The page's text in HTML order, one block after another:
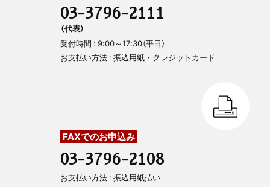
03-3796-2111
（代表）
受付時間 : 9:00～17:30（平日）
お支払い方法 : 振込用紙・クレジットカード
FAXでのお申込み
03-3796-2108
お支払い方法 : 振込用紙払い